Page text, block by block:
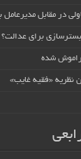
در مقابل مدیرعامل
برای عدالت؟
شده
نظریه «فقیه غایب»